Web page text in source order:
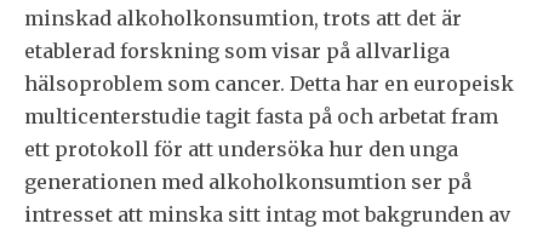
minskad alkoholkonsumtion, trots att det är
etablerad forskning som visar på allvarliga
hälsoproblem som cancer. Detta har en europeisk
multicenterstudie tagit fasta på och arbetat fram
ett protokoll för att undersöka hur den unga
generationen med alkoholkonsumtion ser på
intresset att minska sitt intag mot bakgrunden av